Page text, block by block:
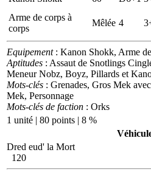
Arme de corps à
corps
Mêlée 4
Equipement: Kanon Shokk, Arme
Aptitudes : Assaut de Snotlings
Meneur Nobz, Boyz, Pillards et
Mots-clés : Grenades, Gros Mek
Mek, Personnage
Mots-clés de faction : Orks
1 unité | 80 points | 8 %
Dred eud' la Mort
120